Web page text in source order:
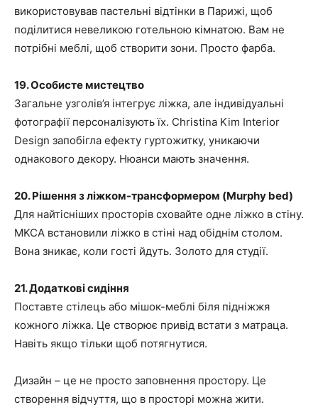
використовував пастельні відтінки в Парижі, щоб
поділитися невеликою готельною кімнатою. Вам не
потрібні меблі, щоб створити зони. Просто фарба.
19. Особисте мистецтво
Загальне узголів’я інтегрує ліжка, але індивідуальні
фотографії персоналізують їх. Christina Kim Interior
Design запобігла ефекту гуртожитку, уникаючи
однакового декору. Нюанси мають значення.
20. Рішення з ліжком-трансформером (Murphy bed)
Для найтісніших просторів сховайте одне ліжко в стіну.
MKCA встановили ліжко в стіні над обіднім столом.
Вона зникає, коли гості йдуть. Золото для студії.
21. Додаткові сидіння
Поставте стілець або мішок-меблі біля підніжжя
кожного ліжка. Це створює привід встати з матраца.
Навіть якщо тільки щоб потягнутися.
Дизайн – це не просто заповнення простору. Це
створення відчуття, що в просторі можна жити.